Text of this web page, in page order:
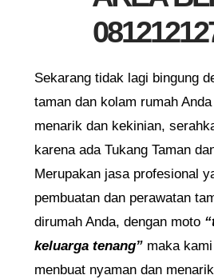
Sekarang tidak lagi bingung
taman dan kolam rumah
menarik dan kekinian,
karena ada Tukang Taman
Merupakan jasa profesional
pembuatan dan perawatan
dirumah Anda, dengan moto
keluarga tenang” maka
menbuat nyaman dan